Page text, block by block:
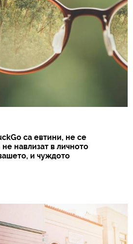
са евтини, не се
навлизат в личното
и чуждото